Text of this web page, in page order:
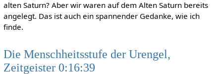
alten Saturn? Aber wir waren auf dem Alten Saturn bereits
angelegt. Das ist auch ein spannender Gedanke, wie ich
finde.
Die Menschheitsstufe der Urengel,
Zeitgeister 0:16:39